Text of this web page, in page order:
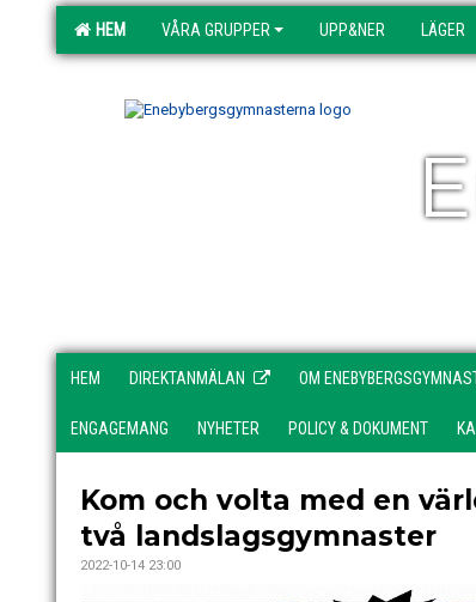
HEM VÅRA GRUPPER UPP&NER LÄGER
HEM DIREKTANMÄLAN OM
ENGAGEMANG NYHETER POLICY & DOKUMENT
Kom och volta med en
två landslagsgymnaster
2022-10-14 23:00